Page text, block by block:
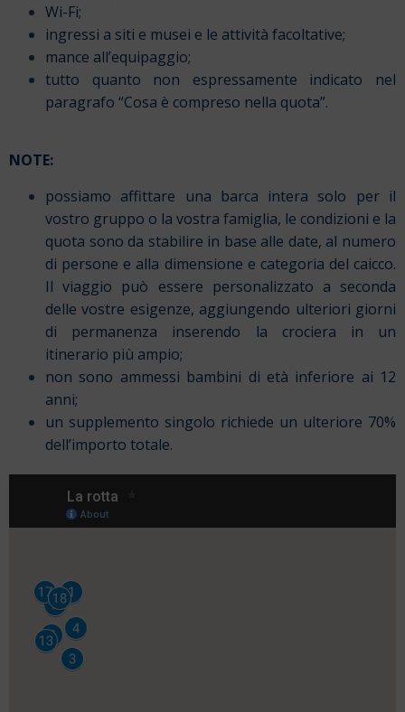
Wi-Fi;
ingressi a siti e musei e le attività facoltative;
mance all’equipaggio;
tutto quanto non espressamente indicato nel
paragrafo “Cosa è compreso nella quota”.
NOTE:
possiamo affittare una barca intera solo per il
vostro gruppo o la vostra famiglia, le condizioni e la
quota sono da stabilire in base alle date, al numero
di persone e alla dimensione e categoria del caicco.
Il viaggio può essere personalizzato a seconda
delle vostre esigenze, aggiungendo ulteriori giorni
di permanenza inserendo la crociera in un
itinerario più ampio;
non sono ammessi bambini di età inferiore ai 12
anni;
un supplemento singolo richiede un ulteriore 70%
dell’importo totale.